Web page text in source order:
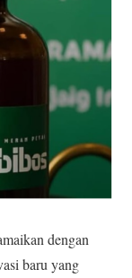
dengan
baru yang